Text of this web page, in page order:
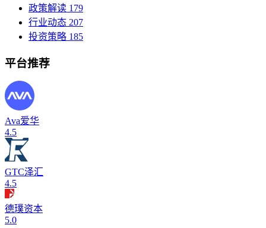
政策解读 179
行业动态 207
投资策略 185
平台推荐
Ava爱华
4.5
GTC泽汇
4.5
德璞资本
5.0